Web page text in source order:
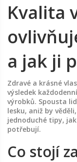
Kvalita
a jak ji
Zdravé a krásné
výsledek
výrobků. Spousta
lesku, aniž by
jednoduché tipy,
potřebují.
Co stojí